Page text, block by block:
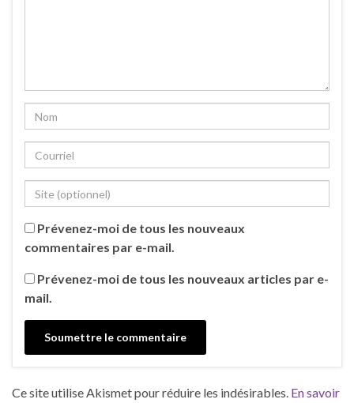
Prévenez-moi de tous les nouveaux
commentaires par e-mail.
Prévenez-moi de tous les nouveaux articles par e-
mail.
Ce site utilise Akismet pour réduire les indésirables. En savoir